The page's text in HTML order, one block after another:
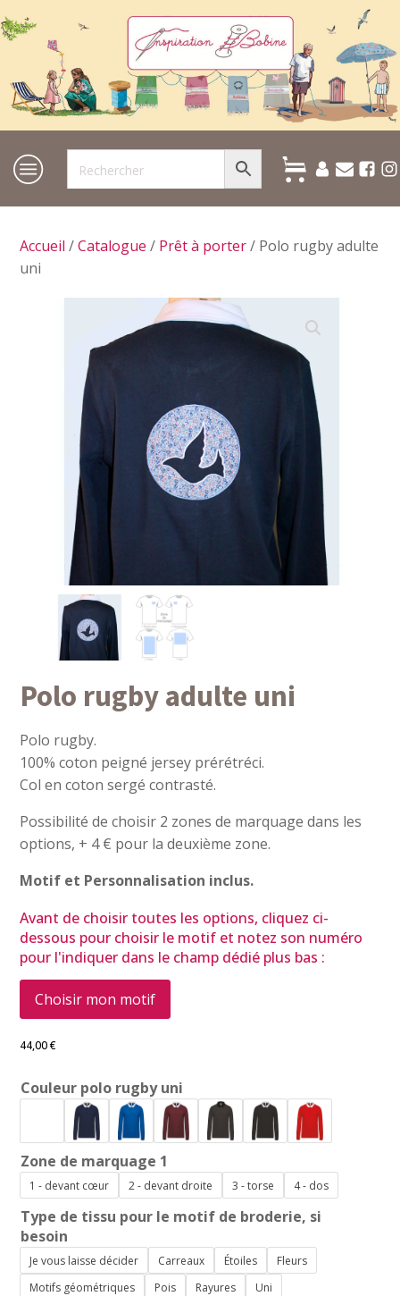
Accueil /Catalogue / Prêt à porter/ Polo rugby adulte
uni
Polo rugby adulte uni
Polo rugby.
100% coton peigné jersey prérétréci.
Col en coton sergé contrasté.
Possibilité de choisir 2 zones de marquage dans les
options, + 4 € pour la deuxième zone.
Motif et Personnalisation inclus.
Avant de choisir toutes les options, cliquez ci-
dessous pour choisir le motif et notez son numéro
pour l'indiquer dans le champ dédié plus bas :
Choisir mon motif
44,00€
Couleur polo rugby uni
Zone de marquage 1
1 - devant cœur 2 - devant droite 3 - torse 4 - dos
Type de tissu pour le motif de broderie, si
besoin
Je vous laisse décider Carreaux Étoiles
Fleurs
Motifs géométriques
Pois Rayures Uni